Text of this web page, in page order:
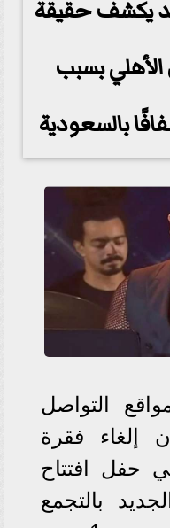
يكشف حقيقة
الأهلي بسبب
بالسعودية
التواصل
إلغاء فقرة
حفل افتتاح
بالتجمع